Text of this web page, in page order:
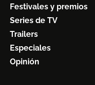
Festivales y premios
Series de TV
Trailers
Especiales
Opinión